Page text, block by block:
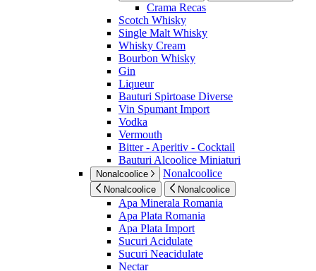
Crama Recas
Scotch Whisky
Single Malt Whisky
Whisky Cream
Bourbon Whisky
Gin
Liqueur
Bauturi Spirtoase Diverse
Vin Spumant Import
Vodka
Vermouth
Bitter - Aperitiv - Cocktail
Bauturi Alcoolice Miniaturi
Nonalcoolice Nonalcoolice
Nonalcoolice Nonalcoolice
Apa Minerala Romania
Apa Plata Romania
Apa Plata Import
Sucuri Acidulate
Sucuri Neacidulate
Nectar